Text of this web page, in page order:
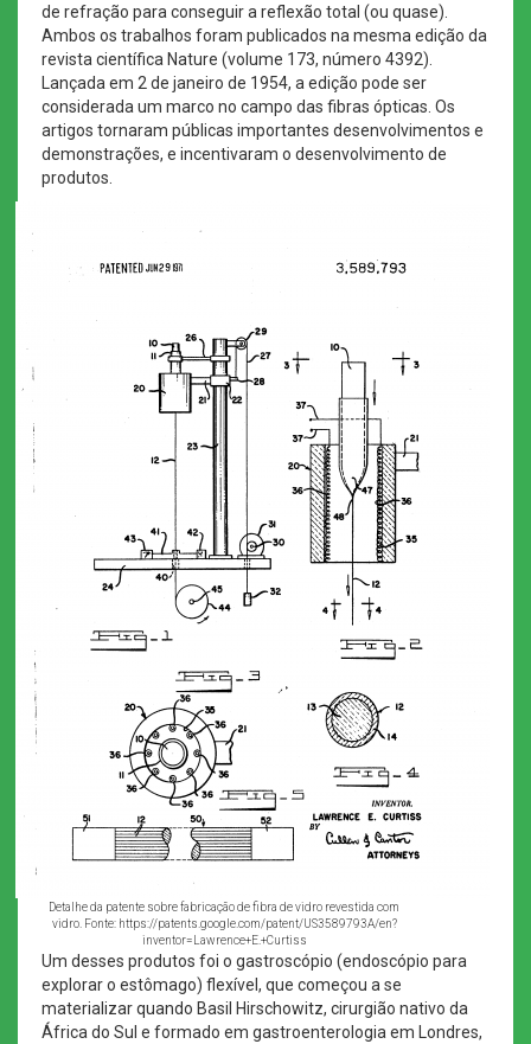
de refração para conseguir a reflexão total (ou quase).
Ambos os trabalhos foram publicados na mesma edição da
revista científica Nature (volume 173, número 4392).
Lançada em 2 de janeiro de 1954, a edição pode ser
considerada um marco no campo das fibras ópticas. Os
artigos tornaram públicas importantes desenvolvimentos e
demonstrações, e incentivaram o desenvolvimento de
produtos.
Detalhe da patente sobre fabricação de fibra de vidro revestida com
vidro. Fonte: https://patents.google.com/patent/US3589793A/en?
inventor=Lawrence+E.+Curtiss
Um desses produtos foi o gastroscópio (endoscópio para
explorar o estômago) flexível, que começou a se
materializar quando Basil Hirschowitz, cirurgião nativo da
África do Sul e formado em gastroenterologia em Londres,